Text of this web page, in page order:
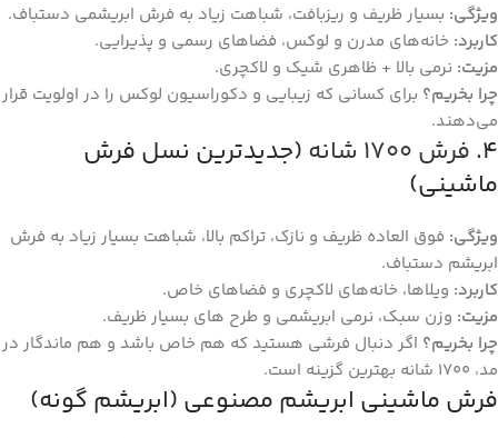
ویژگی: بسیار ظریف و ریزبافت، شباهت زیاد به فرش ابریشمی دستباف.
کاربرد: خانه‌های مدرن و لوکس، فضاهای رسمی و پذیرایی.
مزیت: نرمی بالا + ظاهری شیک و لاکچری.
چرا بخریم؟ برای کسانی که زیبایی و دکوراسیون لوکس را در اولویت قرار
می‌دهند.
۴. فرش ۱۷۰۰ شانه
(جدیدترین نسل فرش
ماشینی)
ویژگی: فوق ‌العاده ظریف و نازک، تراکم بالا، شباهت بسیار زیاد به فرش
ابریشم دستباف.
کاربرد: ویلاها، خانه‌های لاکچری و فضاهای خاص.
مزیت: وزن سبک، نرمی ابریشمی و طرح‌ های بسیار ظریف.
چرا بخریم؟ اگر دنبال فرشی هستید که هم خاص باشد و هم ماندگار در
مد، ۱۷۰۰ شانه بهترین گزینه است.
فرش ماشینی ابریشم مصنوعی (ابریشم گونه)